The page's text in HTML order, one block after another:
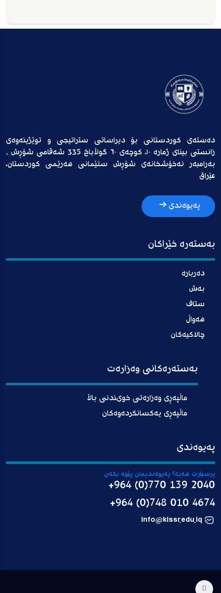
دەستەی کوردستانی بۆ دیراساتی ستراتیجی و توێژینەوەی
زانستی بینای ژمارە ١٠، کوچەی ٦٠ گوڵاباخ 335 شەقامی شۆڕش ,
بەرامبەر نەخۆشخانەی شۆڕش سلێمانی هەرێمی کوردستان،
عێراق
پەیوەندی
بەستەرە خێراکان
دەربارە
بەش
ستاف
هەواڵ
چالاکیەکان
بەستەرەکانی وەزارەت
ماڵپەڕی وەزارەتی خوىندنی باڵا
ماڵپەڕی یەکسانکردەوەکان
پەیوەندی
پرسیارت هەیە؟ پەیوەندیمان پێوە بکەن
+964 (0)770 139 2040
+964 (0)748 010 4674
info@kissr.edu.iq